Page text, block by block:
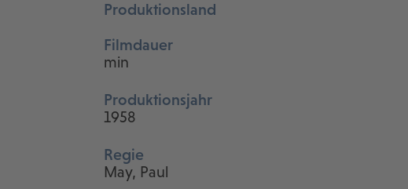
Produktionsland
Filmdauer
min
Produktionsjahr
1958
Regie
May, Paul